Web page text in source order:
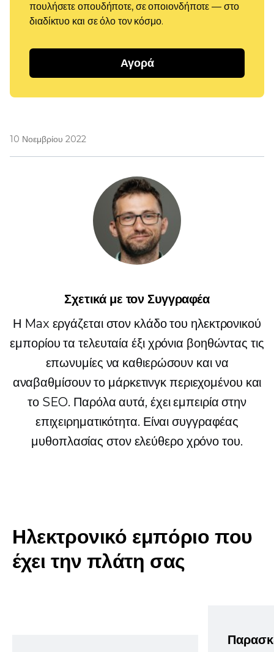
πουλήσετε οπουδήποτε, σε οποιονδήποτε — στο
διαδίκτυο και σε όλο τον κόσμο.
Αγορά
10 Νοεμβρίου 2022
Σχετικά με τον Συγγραφέα
Η Max εργάζεται στον κλάδο του ηλεκτρονικού
εμπορίου τα τελευταία έξι χρόνια βοηθώντας τις
επωνυμίες να καθιερώσουν και να
αναβαθμίσουν το μάρκετινγκ περιεχομένου και
το SEO. Παρόλα αυτά, έχει εμπειρία στην
επιχειρηματικότητα. Είναι συγγραφέας
μυθοπλασίας στον ελεύθερο χρόνο του.
Ηλεκτρονικό εμπόριο που
έχει την πλάτη σας